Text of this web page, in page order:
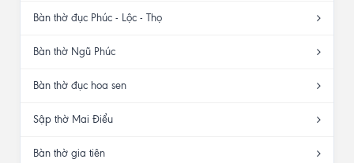
Bàn thờ đục Phúc - Lộc - Thọ
Bàn thờ Ngũ Phúc
Bàn thờ đục hoa sen
Sập thờ Mai Điểu
Bàn thờ gia tiên